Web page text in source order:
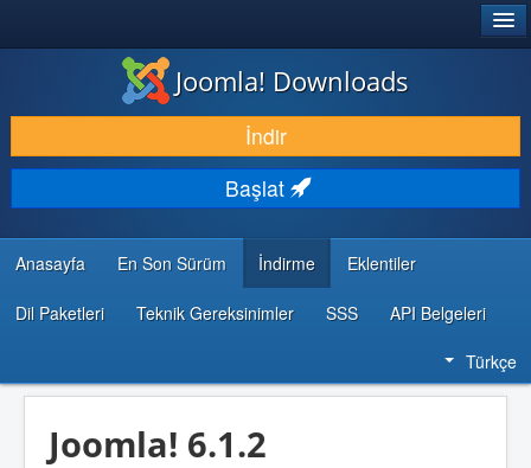
İNDIR & GENIŞLET
KEŞFET & ÖĞREN
TOPLULUK & DESTEK
GELIŞTIRICI KAYNAKLARI
Joomla! Downloads
İndir
Başlat
Anasayfa En Son Sürüm İndirme Eklentiler
Dil Paketleri Teknik Gereksinimler SSS API Belgeleri
Türkçe
Joomla! 6.1.2